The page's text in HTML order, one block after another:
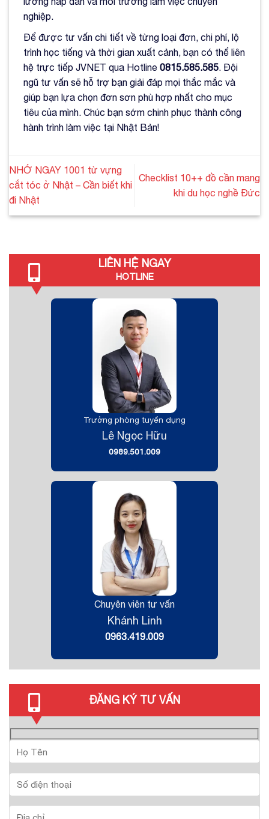
nghiệp.
Để được tư vấn chi tiết về từng loại đơn, chi phí, lộ
trình học tiếng và thời gian xuất cảnh, bạn có thể liên
hệ trực tiếp JVNET qua Hotline 0815.585.585. Đội
ngũ tư vấn sẽ hỗ trợ bạn giải đáp mọi thắc mắc và
giúp bạn lựa chọn đơn sơn phù hợp nhất cho mục
tiêu của mình. Chúc bạn sớm chinh phục thành công
hành trình làm việc tại Nhật Bản!
NHỚ NGAY 1001 từ vựng
cắt tóc ở Nhật – Cần biết khi
đi Nhật
Checklist 10++ đồ cần mang
khi du học nghề Đức
LIÊN HỆ NGAY
HOTLINE
Trưởng phòng tuyển dụng
Lê Ngọc Hữu
0989.501.009
Chuyên viên tư vấn
Khánh Linh
0963.419.009
ĐĂNG KÝ TƯ VẤN